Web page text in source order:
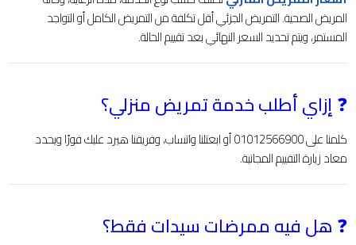
المريض الصحية. التمريض الجزئي أقل تكلفة من التمريض الكامل أو التواجد
المستمر، ويتم تحديد السعر النهائي بعد تقييم الحالة.
❓إزاي أطلب خدمة تمريض منزلي؟
كلمنا على 01012566900 أو ابعتلنا واتساب، وفريقنا هيرد عليك فورًا ويحدد
معاد زيارة التقييم المجانية.
❓هل فيه ممرضات سيدات فقط؟